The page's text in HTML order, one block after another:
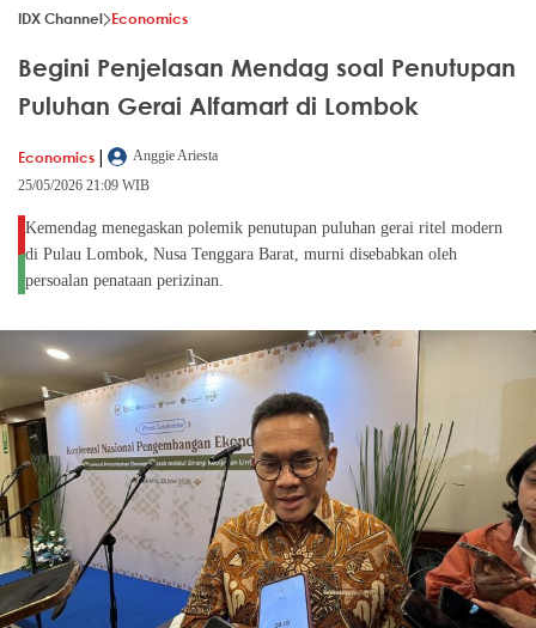
IDX Channel Economics
Begini Penjelasan Mendag soal Penutupan
Puluhan Gerai Alfamart di Lombok
Economics |
Anggie Ariesta
25/05/2026 21:09 WIB
Kemendag menegaskan polemik penutupan puluhan gerai ritel modern
di Pulau Lombok, Nusa Tenggara Barat, murni disebabkan oleh
persoalan penataan perizinan.